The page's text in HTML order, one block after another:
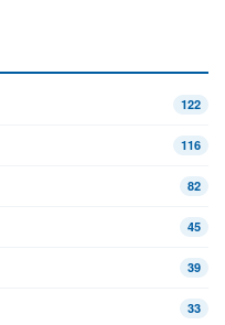
122
116
82
45
39
33